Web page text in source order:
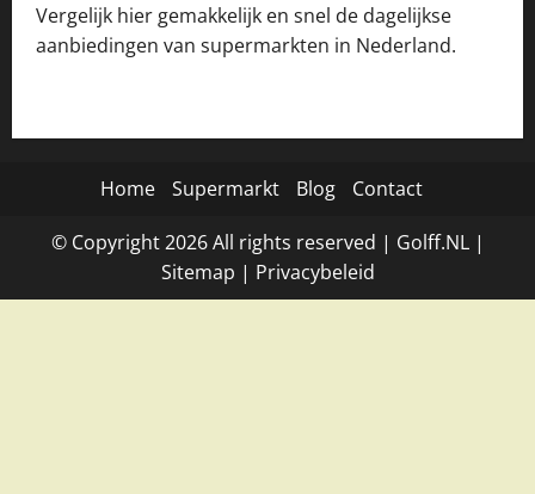
Vergelijk hier gemakkelijk en snel de dagelijkse
aanbiedingen van supermarkten in Nederland.
Home Supermarkt Blog Contact
© Copyright2026All rights reserved | Golff.NL|
Sitemap | Privacybeleid